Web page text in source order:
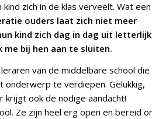
zich in de klas verveelt. Wat een
ouders laat zich niet meer
kind zich dag in dag uit letterlijk
me bij hen aan te sluiten.
van de middelbare school die
onderwerp te verdiepen. Gelukkig,
krijgt ook de nodige aandacht!
Ze zijn heel erg open en bereid